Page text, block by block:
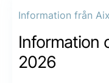
Information från
Information
2026